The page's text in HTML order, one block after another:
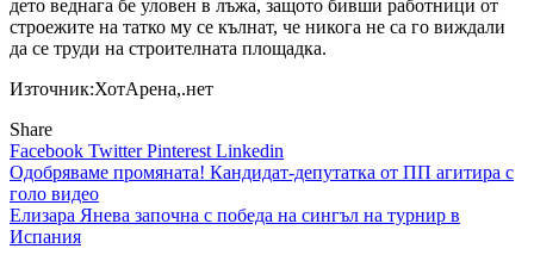
дето веднага бе уловен в лъжа, защото бивши работници от
строежите на татко му се кълнат, че никога не са го виждали
да се труди на строителната площадка.
Източник:ХотАрена,.нет
Share
Facebook TwitterPinterest Linkedin
Навигация
Одобряваме промяната! Кандидат-депутатка от ПП агитира с
голо видео
Елизара Янева започна с победа на сингъл на турнир в
Испания